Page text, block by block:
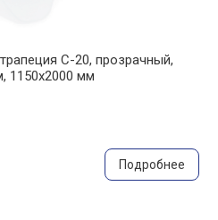
С-20, прозрачный,
1150х2000 мм
Подробнее